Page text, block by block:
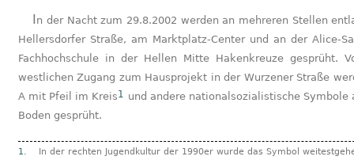
Hellersdorfer Straße, am Marktplatz-Center und an der Alice-
Fachhochschule in der Hellen Mitte Hakenkreuze gesprüht.
westlichen Zugang zum Hausprojekt in der Wurzener Straße
A mit Pfeil im Kreis1 und andere nationalsozialistische Symbole
Boden gesprüht.
1.
In der rechten Jugendkultur der 1990er wurde das Symbol